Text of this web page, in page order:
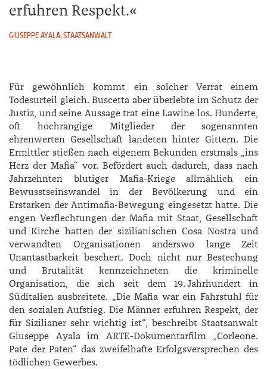
erfuhren Respekt.
GIUSEPPE AYALA, STAATSANWALT
Für gewöhnlich kommt ein solcher Verrat einem
Todesurteil gleich. Buscetta aber überlebte im Schutz der
Justiz, und seine Aussage trat eine Lawine los. Hunderte,
oft hochrangige Mitglieder der sogenannten
ehrenwerten Gesellschaft landeten hinter Gittern. Die
Ermittler stießen nach eigenem Bekunden erstmals „ins
Herz der Mafia“ vor. Befördert auch dadurch, dass nach
Jahrzehnten blutiger Mafia-Kriege allmählich ein
Bewusstseinswandel in der Bevölkerung und ein
Erstarken der Antimafia-Bewegung eingesetzt hatte. Die
engen Verflechtungen der Mafia mit Staat, Gesellschaft
und Kirche hatten der sizilianischen Cosa Nostra und
verwandten Organisationen anderswo lange Zeit
Unantastbarkeit beschert. Doch nicht nur Bestechung
und Brutalität kennzeichneten die kriminelle
Organisation, die sich seit dem 19. Jahrhundert in
Süditalien ausbreitete. „Die Mafia war ein Fahrstuhl für
den sozialen Aufstieg. Die Männer erfuhren Respekt, der
für Sizilianer sehr wichtig ist“, beschreibt Staatsanwalt
Giuseppe Ayala im ARTE-Dokumentarfilm „Corleone.
Pate der Paten“ das zweifelhafte Erfolgsversprechen des
tödlichen Gewerbes.